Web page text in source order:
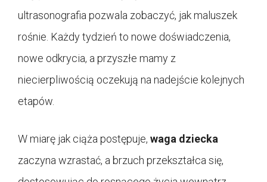
ultrasonografia pozwala zobaczyć, jak maluszek
rośnie. Każdy tydzień to nowe doświadczenia,
nowe odkrycia, a przyszłe mamy z
niecierpliwością oczekują na nadejście kolejnych
etapów.
W miarę jak ciąża postępuje, waga dziecka
zaczyna wzrastać, a brzuch przekształca się,